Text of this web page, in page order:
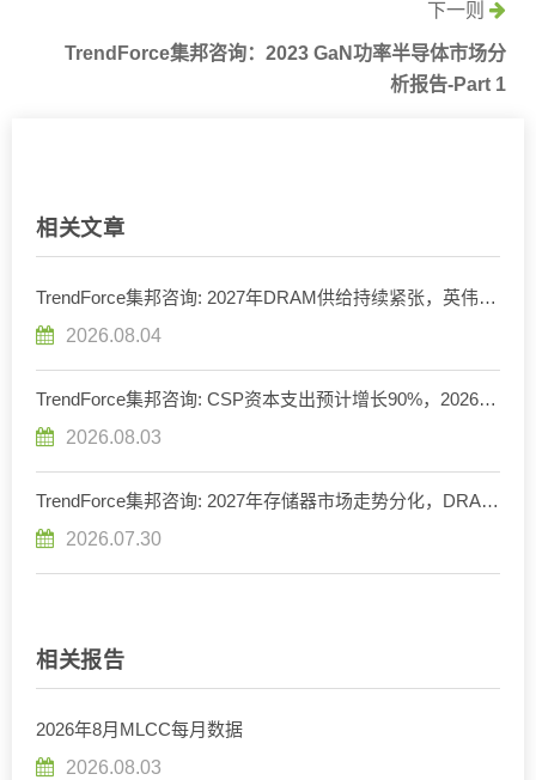
下一则
TrendForce集邦咨询：2023 GaN功率半导体市场分
析报告-Part 1
相关文章
TrendForce集邦咨询: 2027年DRAM供给持续紧张，英伟达
2026.08.04
TrendForce集邦咨询: CSP资本支出预计增长90%，2026年
2026.08.03
TrendForce集邦咨询: 2027年存储器市场走势分化，DRAM
2026.07.30
相关报告
2026年8月MLCC每月数据
2026.08.03